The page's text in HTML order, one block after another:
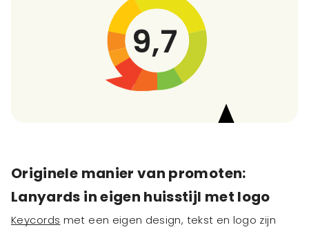
9,7
Originele manier van promoten:
Lanyards in eigen huisstijl met logo
Keycords met een eigen design, tekst en logo zijn